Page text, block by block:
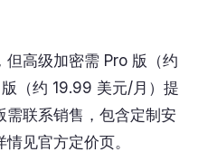
高级加密需 Pro 版（约
（约 19.99 美元/月）提
需联系销售，包含定制安
见官方定价页。